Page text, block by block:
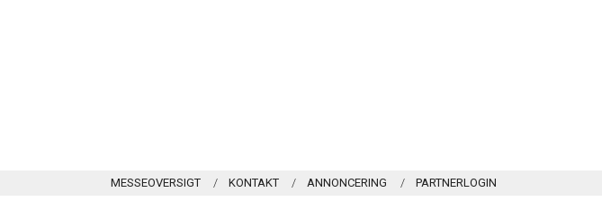
MESSEOVERSIGT KONTAKT ANNONCERING PARTNERLOGIN